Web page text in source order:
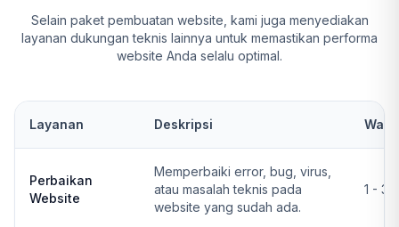
Selain paket pembuatan website, kami juga menyediakan
layanan dukungan teknis lainnya untuk memastikan performa
website Anda selalu optimal.
Layanan Deskripsi
Perbaikan
Website
Memperbaiki error, bug, virus,
atau masalah teknis pada
website yang sudah ada.
1 - 3